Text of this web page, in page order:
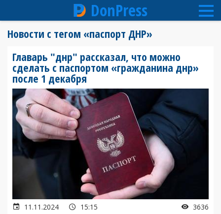
содержанию
DonPress
Новости с тегом «паспорт ДНР»
Главарь "днр" рассказал, что можно
сделать с паспортом «гражданина днр»
после 1 декабря
11.11.2024 15:15 3636